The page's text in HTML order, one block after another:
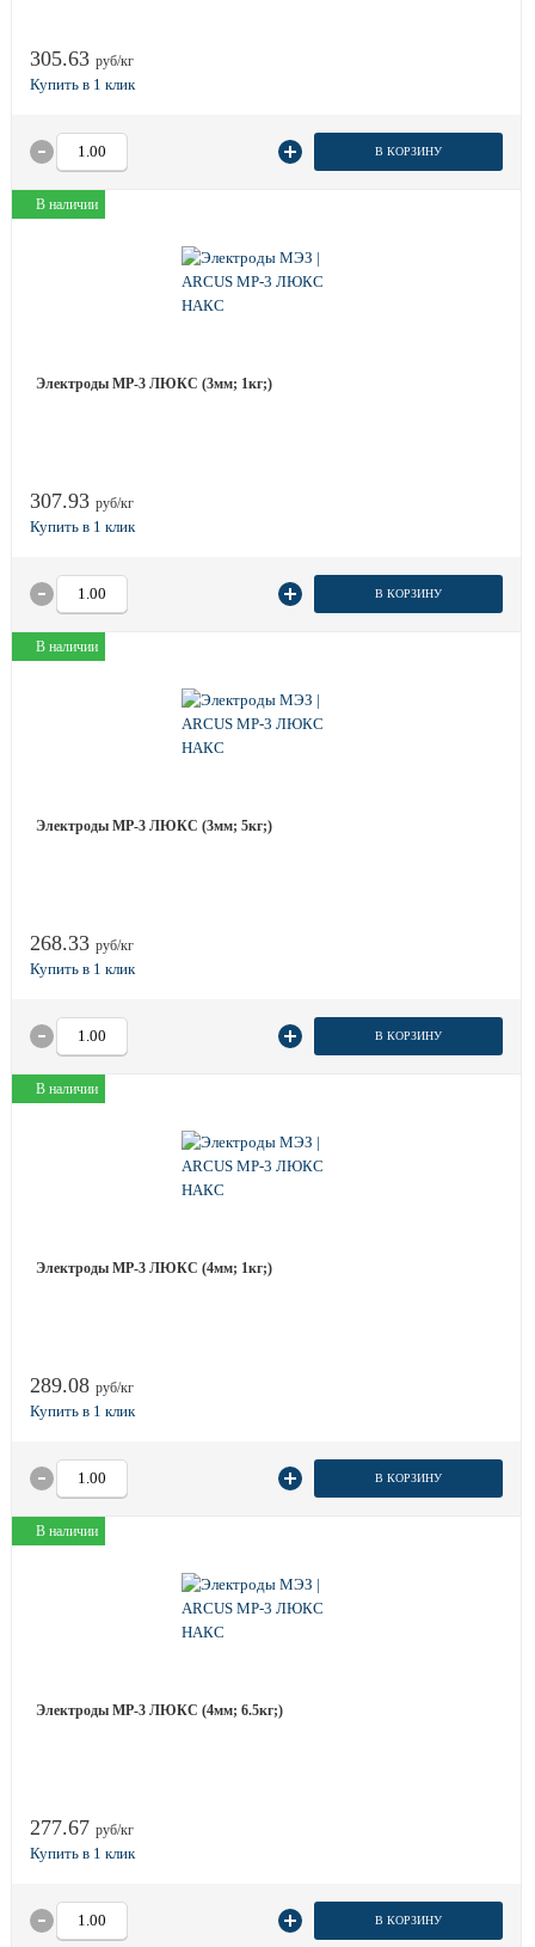
305.63 руб/кг
В КОРЗИНУ
В наличии
Электроды МР-3 ЛЮКС (3мм; 1кг;)
307.93 руб/кг
В КОРЗИНУ
В наличии
Электроды МР-3 ЛЮКС (3мм; 5кг;)
268.33 руб/кг
В КОРЗИНУ
В наличии
Электроды МР-3 ЛЮКС (4мм; 1кг;)
289.08 руб/кг
В КОРЗИНУ
В наличии
Электроды МР-3 ЛЮКС (4мм; 6.5кг;)
277.67 руб/кг
В КОРЗИНУ